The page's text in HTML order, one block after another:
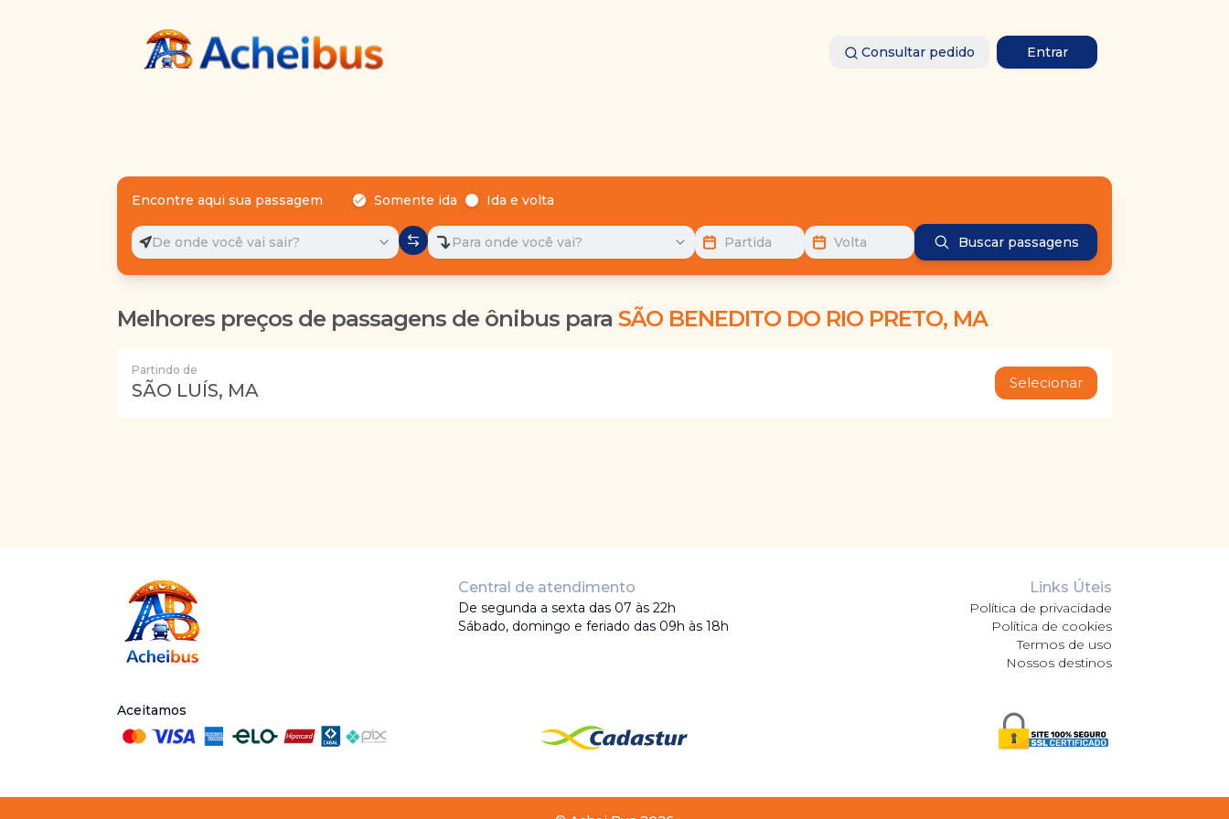
Consultar pedido Entrar
Encontre aqui sua passagem Somente ida Ida e volta
De onde você vai sair? Para onde você vai? Partida Volta Buscar passagens
Melhores preços de passagens de ônibus para SÃO BENEDITO DO RIO PRETO, MA
Partindo de
SÃO LUÍS, MA Selecionar
Central de atendimento
De segunda a sexta das 07 às 22h
Sábado, domingo e feriado das 09h às 18h
Links Úteis
Política de privacidade
Política de cookies
Termos de uso
Nossos destinos
Aceitamos